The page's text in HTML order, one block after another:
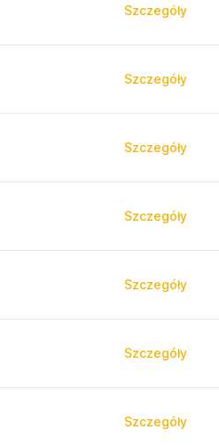
Szczegóły
Szczegóły
Szczegóły
Szczegóły
Szczegóły
Szczegóły
Szczegóły